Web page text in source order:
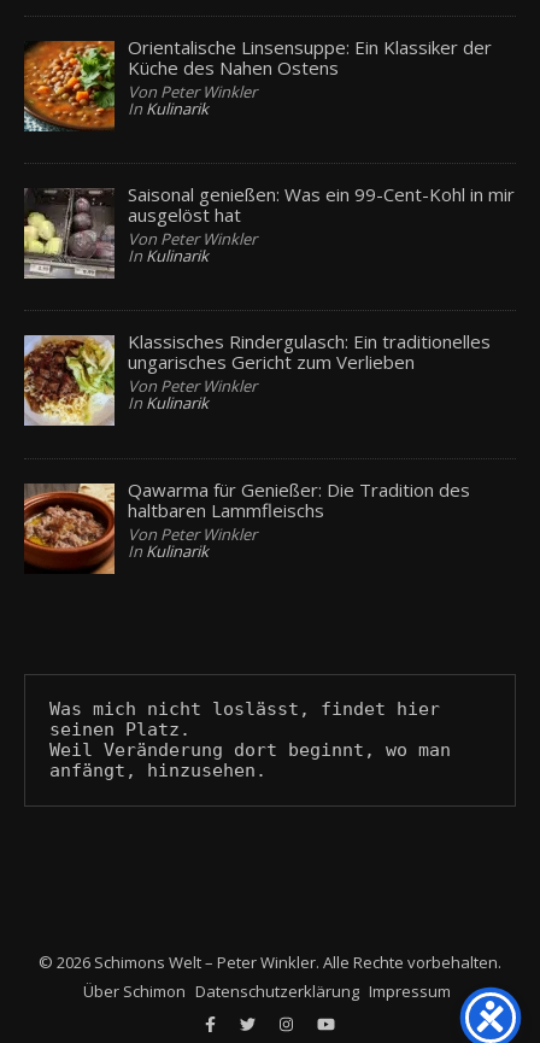
Orientalische Linsensuppe: Ein Klassiker der
Küche des Nahen Ostens
Von Peter Winkler
In Kulinarik
Saisonal genießen: Was ein 99-Cent-Kohl in mir
ausgelöst hat
Von Peter Winkler
In Kulinarik
Klassisches Rindergulasch: Ein traditionelles
ungarisches Gericht zum Verlieben
Von Peter Winkler
In Kulinarik
Qawarma für Genießer: Die Tradition des
haltbaren Lammfleischs
Von Peter Winkler
In Kulinarik
Was mich nicht loslässt, findet hier
seinen Platz.
Weil Veränderung dort beginnt, wo man
anfängt, hinzusehen.
© 2026 Schimons Welt – Peter Winkler. Alle Rechte vorbehalten.
Über Schimon Datenschutzerklärung Impressum